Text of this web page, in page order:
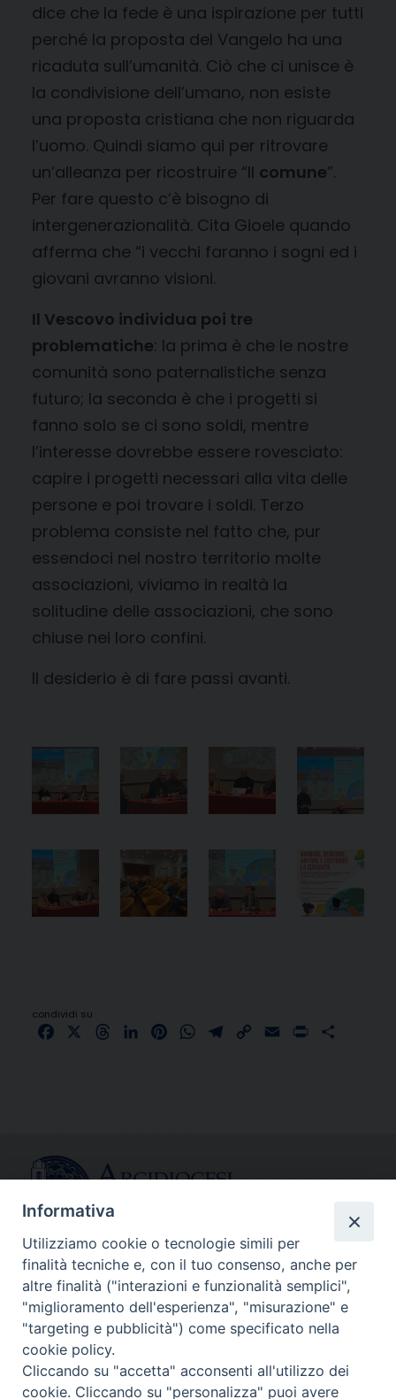
dice che la fede è una ispirazione per tutti
perché la proposta del Vangelo ha una
ricaduta sull’umanità. Ciò che ci unisce è
la condivisione dell’umano, non esiste
una proposta cristiana che non riguarda
l’uomo. Quindi siamo qui per ritrovare
un’alleanza per ricostruire “Il comune”.
Per fare questo c’è bisogno di
intergenerazionalità. Cita Gioele quando
afferma che “i vecchi faranno i sogni ed i
giovani avranno visioni.
Il Vescovo individua poi tre
problematiche: la prima è che le nostre
comunità sono paternalistiche senza
futuro; la seconda è che i progetti si
fanno solo se ci sono soldi, mentre
l’interesse dovrebbe essere rovesciato:
capire i progetti necessari alla vita delle
persone e poi trovare i soldi. Terzo
problema consiste nel fatto che, pur
essendoci nel nostro territorio molte
associazioni, viviamo in realtà la
solitudine delle associazioni, che sono
chiuse nei loro confini.
Il desiderio è di fare passi avanti.
condividi su
FacebookThreadsLinkedInPinterestWhatsApp
Telegram
Copy Email Print
CONTATTI
info@fermodiocesi.it
pec:economato.diocesifermo@legalmail.it
SEGUICI SU
Informativa
Utilizziamo cookie o tecnologie simili per
finalità tecniche e, con il tuo consenso, anche per
altre finalità ("interazioni e funzionalità semplici",
"miglioramento dell'esperienza", "misurazione" e
"targeting e pubblicità") come specificato nella
cookie policy.
Cliccando su "accetta" acconsenti all'utilizzo dei
cookie. Cliccando su "personalizza" puoi avere